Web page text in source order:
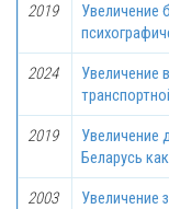
2019
Увеличение
2024
Увеличение
2019
Увеличение
Беларусь
2003
Увеличение